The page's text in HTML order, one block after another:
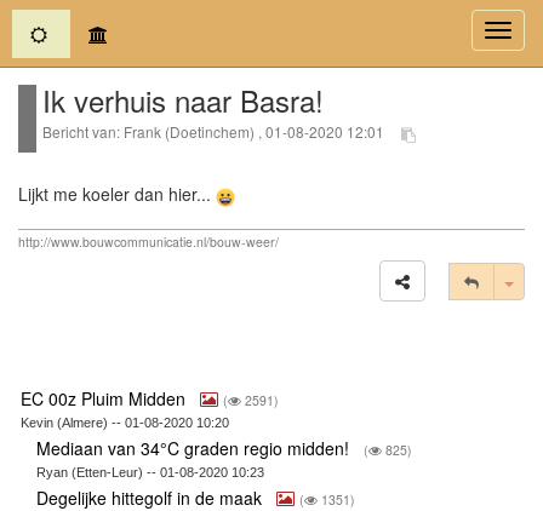
(current)
Ik verhuis naar Basra!
Bericht van: Frank (Doetinchem) , 01-08-2020 12:01
Lijkt me koeler dan hier...
http://www.bouwcommunicatie.nl/bouw-weer/
EC 00z Pluim Midden ( 2591)
Kevin (Almere) -- 01-08-2020 10:20
Mediaan van 34°C graden regio midden! ( 825)
Ryan (Etten-Leur) -- 01-08-2020 10:23
Degelijke hittegolf in de maak ( 1351)